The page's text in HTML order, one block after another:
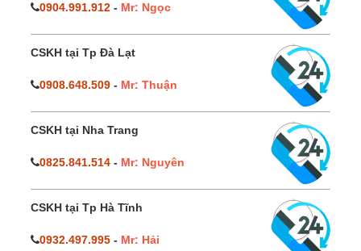
0904.991.912 - Mr: Ngọc
CSKH tại Tp Đà Lạt
0908.648.509 - Mr: Thuận
CSKH tại Nha Trang
0825.841.514 - Mr: Nguyên
CSKH tại Tp Hà Tĩnh
0932.497.995 - Mr: Hải